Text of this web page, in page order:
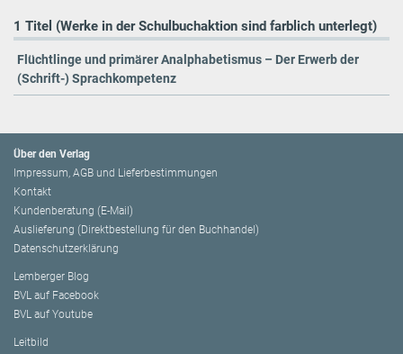
1 Titel (Werke in der Schulbuchaktion sind farblich unterlegt)
Flüchtlinge und primärer Analphabetismus – Der Erwerb der
(Schrift-) Sprachkompetenz
Über den Verlag
Impressum, AGB und Lieferbestimmungen
Kontakt
Kundenberatung (E-Mail)
Auslieferung (Direktbestellung für den Buchhandel)
Datenschutzerklärung
Lemberger Blog
BVL auf Facebook
BVL auf Youtube
Leitbild